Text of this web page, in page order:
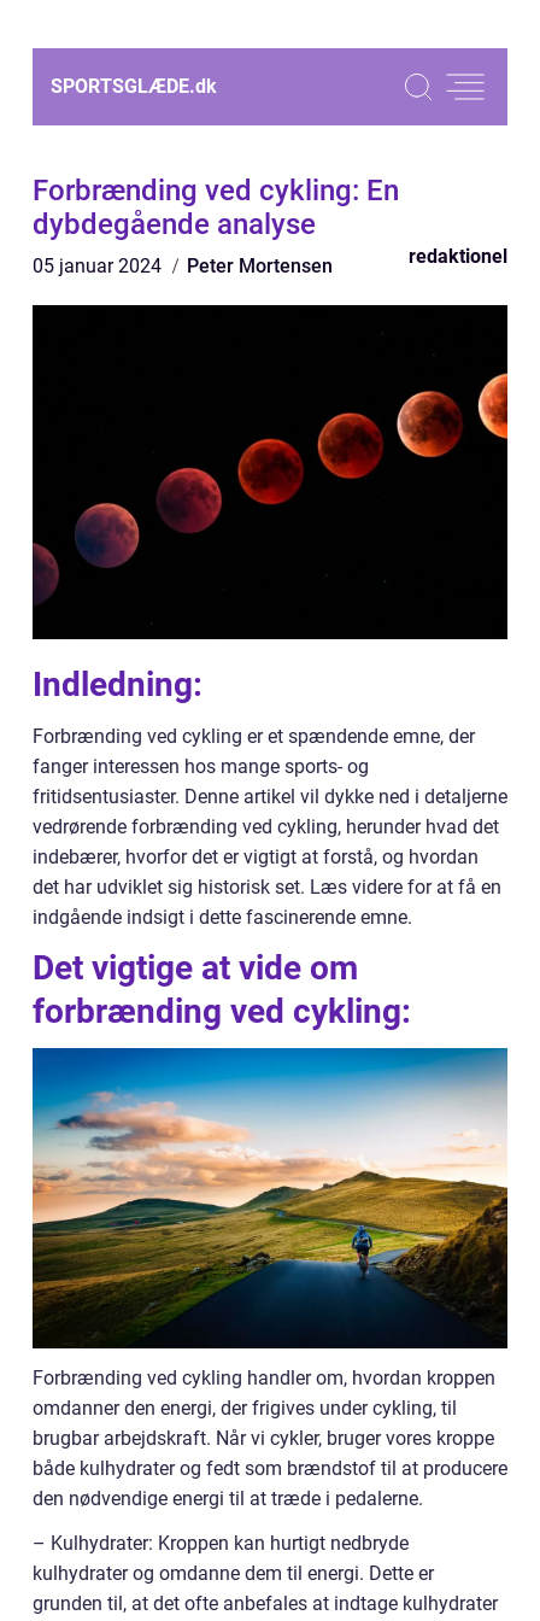
SPORTSGLÆDE.dk
Forbrænding ved cykling: En
dybdegående analyse
05 januar 2024 Peter Mortensen redaktionel
Indledning:
Forbrænding ved cykling er et spændende emne, der
fanger interessen hos mange sports- og
fritidsentusiaster. Denne artikel vil dykke ned i detaljerne
vedrørende forbrænding ved cykling, herunder hvad det
indebærer, hvorfor det er vigtigt at forstå, og hvordan
det har udviklet sig historisk set. Læs videre for at få en
indgående indsigt i dette fascinerende emne.
Det vigtige at vide om
forbrænding ved cykling:
Forbrænding ved cykling handler om, hvordan kroppen
omdanner den energi, der frigives under cykling, til
brugbar arbejdskraft. Når vi cykler, bruger vores kroppe
både kulhydrater og fedt som brændstof til at producere
den nødvendige energi til at træde i pedalerne.
– Kulhydrater: Kroppen kan hurtigt nedbryde
kulhydrater og omdanne dem til energi. Dette er
grunden til, at det ofte anbefales at indtage kulhydrater